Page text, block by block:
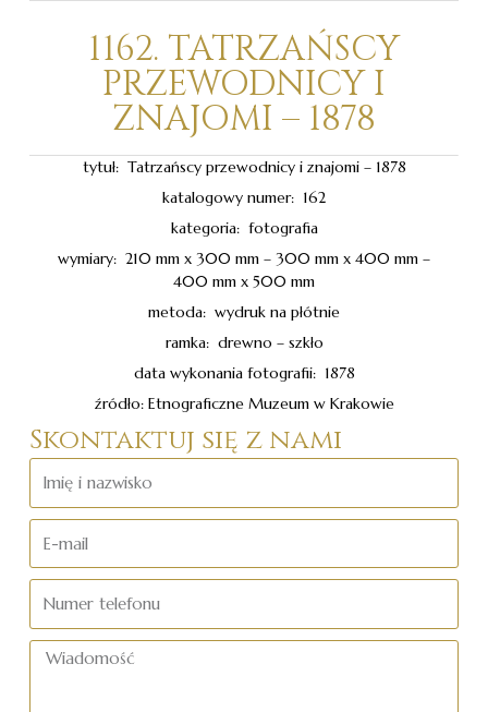
1162. TATRZAŃSCY
PRZEWODNICY I
ZNAJOMI – 1878
tytuł: Tatrzańscy przewodnicy i znajomi – 1878
katalogowy numer: 162
kategoria: fotografia
wymiary: 210 mm x 300 mm – 300 mm x 400 mm –
400 mm x 500 mm
metoda: wydruk na płótnie
ramka: drewno – szkło
data wykonania fotografii: 1878
źródło: Etnograficzne Muzeum w Krakowie
Skontaktuj się z nami
i
mail
telefonu
Wiadomość